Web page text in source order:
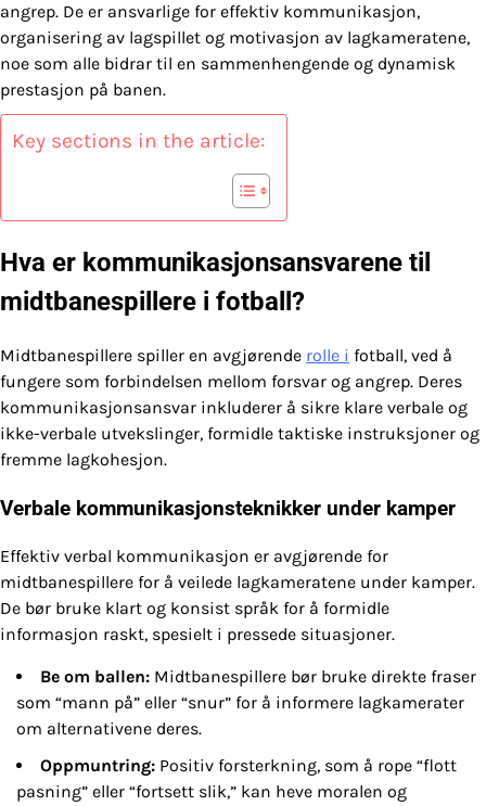
angrep. De er ansvarlige for effektiv kommunikasjon,
organisering av lagspillet og motivasjon av lagkameratene,
noe som alle bidrar til en sammenhengende og dynamisk
prestasjon på banen.
Key sections in the article:
Hva er kommunikasjonsansvarene til
midtbanespillere i fotball?
Midtbanespillere spiller en avgjørende rolle i fotball, ved å
fungere som forbindelsen mellom forsvar og angrep. Deres
kommunikasjonsansvar inkluderer å sikre klare verbale og
ikke-verbale utvekslinger, formidle taktiske instruksjoner og
fremme lagkohesjon.
Verbale kommunikasjonsteknikker under kamper
Effektiv verbal kommunikasjon er avgjørende for
midtbanespillere for å veilede lagkameratene under kamper.
De bør bruke klart og konsist språk for å formidle
informasjon raskt, spesielt i pressede situasjoner.
Be om ballen: Midtbanespillere bør bruke direkte fraser
som “mann på” eller “snur” for å informere lagkamerater
om alternativene deres.
Oppmuntring: Positiv forsterkning, som å rope “flott
pasning” eller “fortsett slik,” kan heve moralen og